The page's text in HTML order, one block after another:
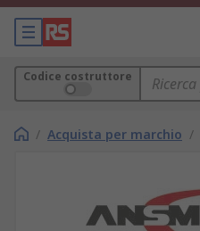
Codice costruttore
/ Acquista per marchio /